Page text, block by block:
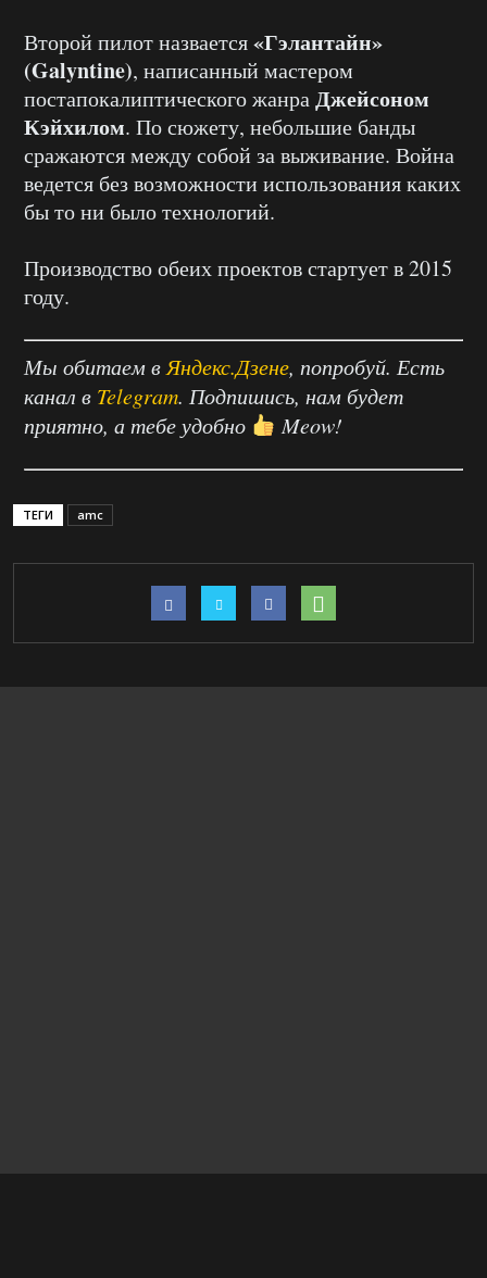
Второй пилот назвается«Гэлантайн»
(Galyntine), написанный мастером
постапокалиптического жанраДжейсоном
Кэйхилом. По сюжету, небольшие банды
сражаются между собой за выживание. Война
ведется без возможности использования каких
бы то ни было технологий.
Производство обеих проектов стартует в 2015
году.
Мы обитаем вЯндекс.Дзене, попробуй. Есть
канал в Telegram. Подпишись, нам будет
приятно, а тебе удобно
Meow!
ТЕГИ amc